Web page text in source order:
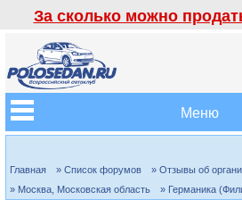
За сколько можно
Меню
Главная » Список форумов
» Отзывы об
» Москва, Московская область
» Германика